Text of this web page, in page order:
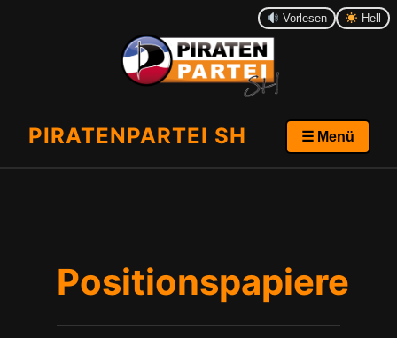
Vorlesen Hell
PIRATENPARTEI SH ☰ Menü
Positionspapiere